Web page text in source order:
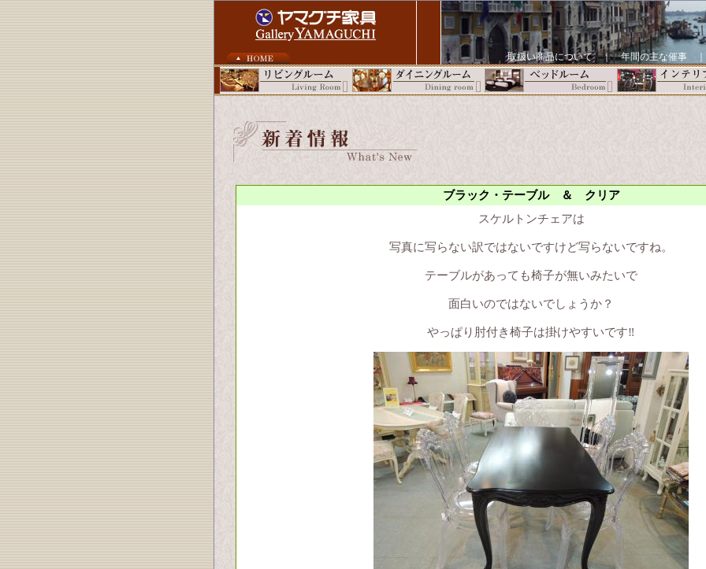
取扱い商品について｜年間の主な催事
ブラック・テーブル ＆ クリア
スケルトンチェアは
写真に写らない訳ではないですけど写らないですね。
テーブルがあっても椅子が無いみたいで
面白いのではないでしょうか？
やっぱり肘付き椅子は掛けやすいです‼